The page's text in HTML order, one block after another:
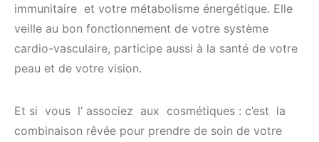
immunitaire et votre métabolisme énergétique. Elle
veille au bon fonctionnement de votre système
cardio-vasculaire, participe aussi à la santé de votre
peau et de votre vision.
Et si vous l’ associez aux cosmétiques : c’est la
combinaison rêvée pour prendre de soin de votre